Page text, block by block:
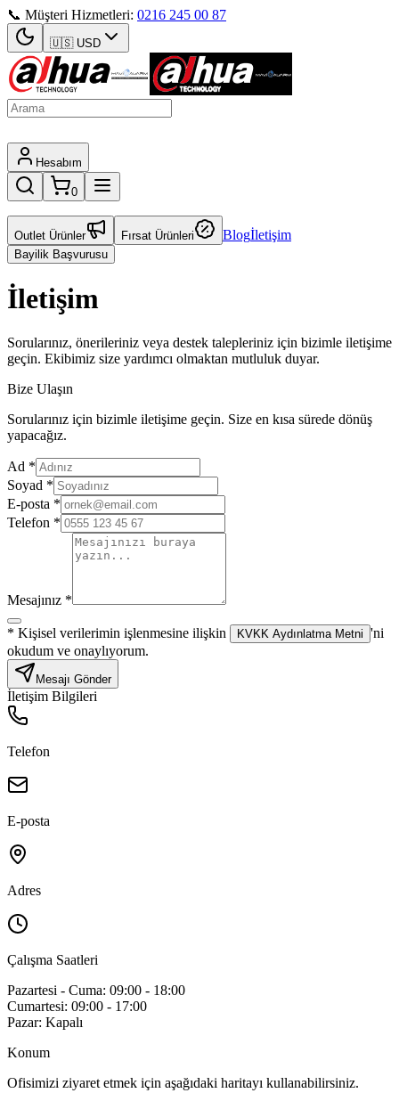
📞 Müşteri Hizmetleri: 0216 245 00 87
🇺🇸 USD
Hesabım
0
Outlet Ürünler Fırsat Ürünleri Blogİletişim
Bayilik Başvurusu
İletişim
Sorularınız, önerileriniz veya destek talepleriniz için bizimle iletişime
geçin. Ekibimiz size yardımcı olmaktan mutluluk duyar.
Bize Ulaşın
Sorularınız için bizimle iletişime geçin. Size en kısa sürede dönüş
yapacağız.
Ad *
Soyad *
E-posta *
Telefon *
Mesajınız *
* Kişisel verilerimin işlenmesine ilişkin KVKK Aydınlatma Metni 'ni
okudum ve onaylıyorum.
Mesajı Gönder
İletişim Bilgileri
Telefon
E-posta
Adres
Çalışma Saatleri
Pazartesi - Cuma: 09:00 - 18:00
Cumartesi: 09:00 - 17:00
Pazar: Kapalı
Konum
Ofisimizi ziyaret etmek için aşağıdaki haritayı kullanabilirsiniz.